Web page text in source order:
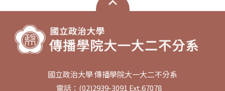
國立政治大學 傳播學院大一大二不分系
電話：(02)2939-3091 Ext.67078